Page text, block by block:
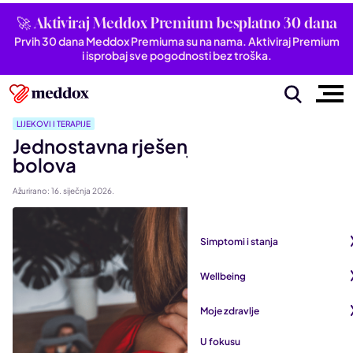
🚀 Aktiviraj Meddox Premium besplatno 30 dana
Prvih 30 dana Meddox Premiuma su na nama. Aktiviraj Premium
i isprobaj sve pogodnosti bez troška.
Simptomi i stanja
Bubrezi i mokraćni sustav
Dišni sustav
Wellbeing
Moje zdravlje
Pogledaj sve iz kategorije
U fokusu
LIJEKOVI I TERAPIJE
Jednostavna rješenja za ublažavanje
bolova
Ažurirano: 16. siječnja 2026.